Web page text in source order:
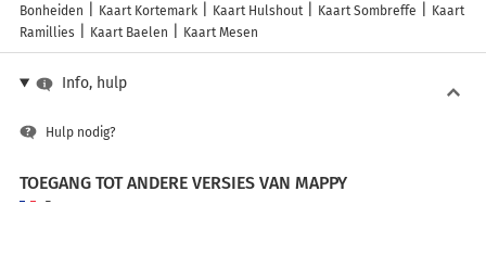
Bonheiden
Kaart Kortemark Kaart Hulshout Kaart Sombreffe
Kaart
Ramillies
Kaart Baelen Kaart Mesen
Info, hulp
Hulp nodig?
TOEGANG TOT ANDERE VERSIES VAN MAPPY
France